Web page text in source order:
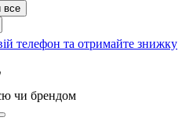
все
телефон та отримайте знижку
чи брендом